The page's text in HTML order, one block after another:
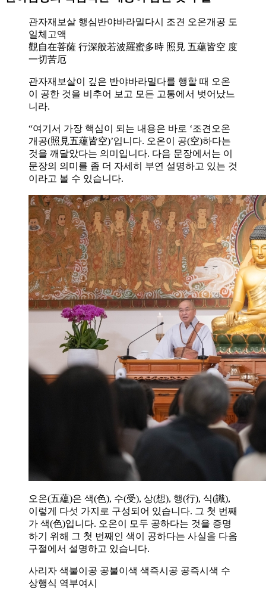
관자재보살 행심반야바라밀다시 조견 오온개공 도
일체고액
觀自在菩薩 行深般若波羅蜜多時 照見 五蘊皆空 度
一切苦厄
관자재보살이 깊은 반야바라밀다를 행할 때 오온
이 공한 것을 비추어 보고 모든 고통에서 벗어났느
니라.
“여기서 가장 핵심이 되는 내용은 바로 ‘조견오온
개공(照見五蘊皆空)’입니다. 오온이 공(空)하다는
것을 깨달았다는 의미입니다. 다음 문장에서는 이
문장의 의미를 좀 더 자세히 부연 설명하고 있는 것
이라고 볼 수 있습니다.
오온(五蘊)은 색(色), 수(受), 상(想), 행(行), 식(識),
이렇게 다섯 가지로 구성되어 있습니다. 그 첫 번째
가 색(色)입니다. 오온이 모두 공하다는 것을 증명
하기 위해 그 첫 번째인 색이 공하다는 사실을 다음
구절에서 설명하고 있습니다.
사리자 색불이공 공불이색 색즉시공 공즉시색 수
상행식 역부여시